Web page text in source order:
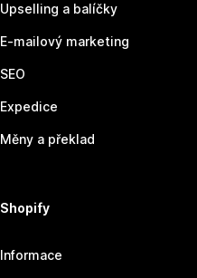
Upselling a balíčky
E-mailový marketing
SEO
Expedice
Měny a překlad
Shopify
Informace